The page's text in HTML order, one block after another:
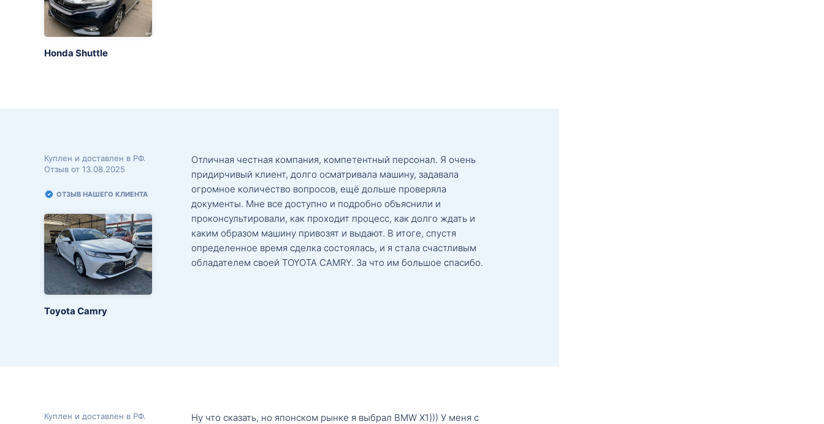
Honda Shuttle
Куплен и доставлен в РФ.
Отзыв от 13.08.2025
ОТЗЫВ НАШЕГО КЛИЕНТА
Toyota Camry
Отличная честная компания, компетентный персонал. Я очень
придирчивый клиент, долго осматривала машину, задавала
огромное количество вопросов, ещё дольше проверяла
документы. Мне все доступно и подробно объяснили и
проконсультировали, как проходит процесс, как долго ждать и
каким образом машину привозят и выдают. В итоге, спустя
определенное время сделка состоялась, и я стала счастливым
обладателем своей TOYOTA CAMRY. За что им большое спасибо.
Куплен и доставлен в РФ.
Ну что сказать, но японском рынке я выбрал BMW X1))) У меня с